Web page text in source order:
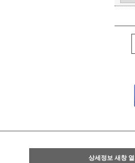
상세정보 새창